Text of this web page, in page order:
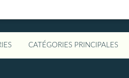
CATÉGORIES PRINCIPALES